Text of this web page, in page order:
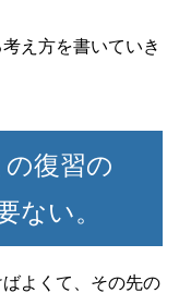
え方を書いていき
復習の
ない。
よくて、その先の